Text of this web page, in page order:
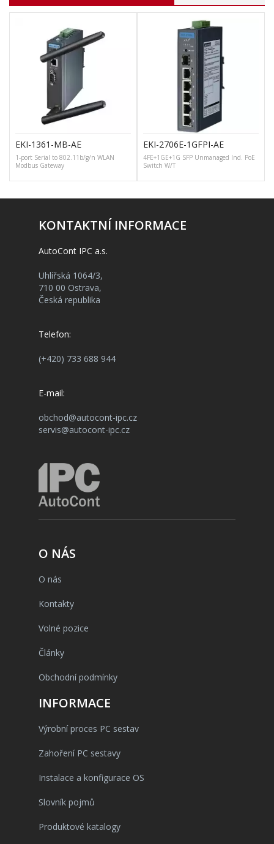
EKI-1361-MB-AE
1-port Serial to 802.11b/g/n WLAN
Modbus Gateway
EKI-2706E-1GFPI-AE
4FE+1GE+1G SFP Unmanaged Ind. PoE
Switch W/T
KONTAKTNÍ INFORMACE
AutoCont IPC a.s.
Uhlířská 1064/3,
710 00 Ostrava,
Česká republika
Telefon:
(+420) 733 688 944
E-mail:
obchod@autocont-ipc.cz
servis@autocont-ipc.cz
O NÁS
O nás
Kontakty
Volné pozice
Články
Obchodní podmínky
INFORMACE
Výrobní proces PC sestav
Zahoření PC sestavy
Instalace a konfigurace OS
Slovník pojmů
Produktové katalogy